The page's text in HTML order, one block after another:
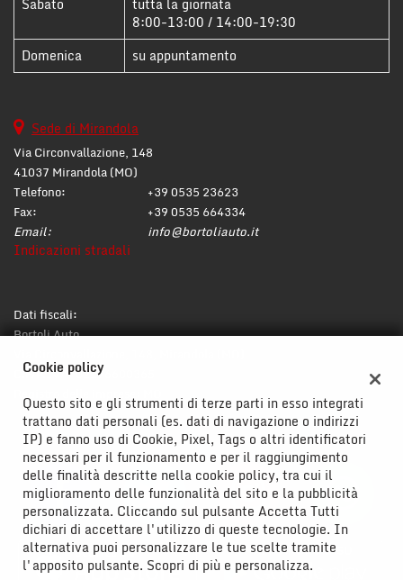
8:00-13:00 / 14:00-19:30
Domenica
su appuntamento
Sede di Mirandola
Via Circonvallazione, 148
41037 Mirandola (MO)
Telefono:
+39 0535 23623
Fax:
+39 0535 664334
Email:
info@bortoliauto.it
Indicazioni stradali
Dati fiscali:
Bortoli Auto
C.F/P.IVA:02176600365
Registro delle imprese:
Cookie policy
Questo sito e gli strumenti di terze parti in esso integrati
trattano dati personali (es. dati di navigazione o indirizzi
IP) e fanno uso di Cookie, Pixel, Tags o altri identificatori
necessari per il funzionamento e per il raggiungimento
delle finalità descritte nella cookie policy, tra cui il
miglioramento delle funzionalità del sito e la pubblicità
personalizzata. Cliccando sul pulsante Accetta Tutti
dichiari di accettare l'utilizzo di queste tecnologie. In
alternativa puoi personalizzare le tue scelte tramite
l'apposito pulsante. Scopri di più e personalizza.
modificare
tue
scelte
in
Cookie necessari
Cookie delle preferenze
Cookie analitici
Cookie di marketing
Leggi
la
cookie
policy